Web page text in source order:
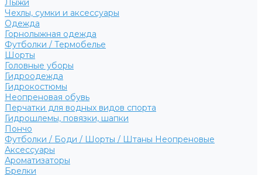
Лыжи
Чехлы, сумки и аксессуары
Одежда
Горнолыжная одежда
Футболки / Термобелье
Шорты
Головные уборы
Гидроодежда
Гидрокостюмы
Неопреновая обувь
Перчатки для водных видов спорта
Гидрошлемы, повязки, шапки
Пончо
Футболки / Боди / Шорты / Штаны Неопреновые
Аксессуары
Ароматизаторы
Брелки